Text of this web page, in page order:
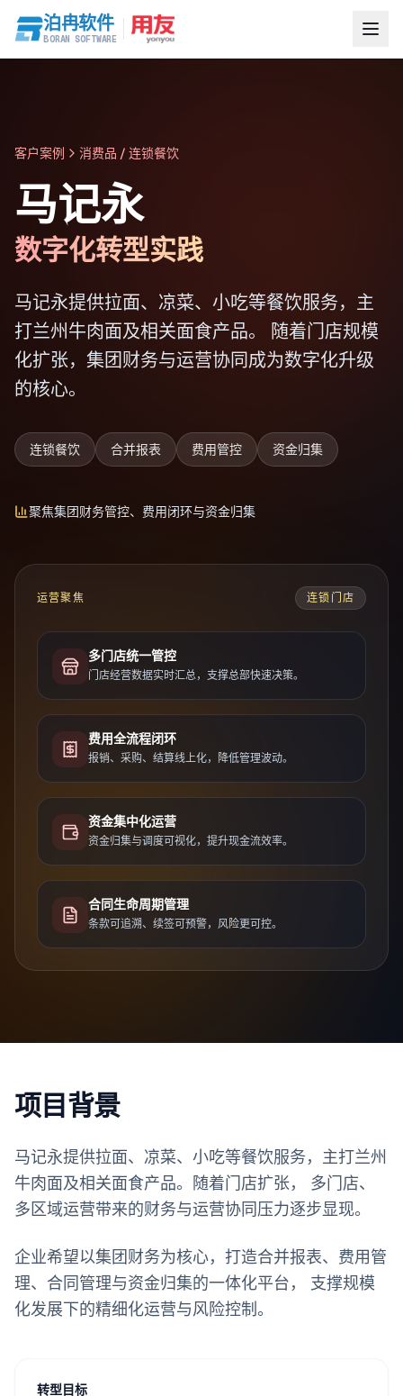
泊冉软件
BORAN SOFTWARE
客户案例 消费品 / 连锁餐饮
马记永
数字化转型实践
马记永提供拉面、凉菜、小吃等餐饮服务，主
打兰州牛肉面及相关面食产品。 随着门店规模
化扩张，集团财务与运营协同成为数字化升级
的核心。
连锁餐饮 合并报表 费用管控 资金归集
聚焦集团财务管控、费用闭环与资金归集
运营聚焦 连锁门店
多门店统一管控
门店经营数据实时汇总，支撑总部快速决策。
费用全流程闭环
报销、采购、结算线上化，降低管理波动。
资金集中化运营
资金归集与调度可视化，提升现金流效率。
合同生命周期管理
条款可追溯、续签可预警，风险更可控。
项目背景
马记永提供拉面、凉菜、小吃等餐饮服务，主打兰州
牛肉面及相关面食产品。随着门店扩张， 多门店、
多区域运营带来的财务与运营协同压力逐步显现。
企业希望以集团财务为核心，打造合并报表、费用管
理、合同管理与资金归集的一体化平台， 支撑规模
化发展下的精细化运营与风险控制。
转型目标